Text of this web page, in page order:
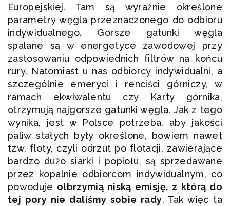
Europejskiej. Tam są wyraźnie określone
parametry węgla przeznaczonego do odbioru
indywidualnego. Gorsze gatunki węgla
spalane są w energetyce zawodowej przy
zastosowaniu odpowiednich filtrów na końcu
rury. Natomiast u nas odbiorcy indywidualni, a
szczególnie emeryci i renciści górniczy, w
ramach ekwiwalentu czy Karty górnika,
otrzymują najgorsze gatunki węgla. Jak z tego
wynika, jest w Polsce potrzeba, aby jakości
paliw stałych były określone, bowiem nawet
tzw. floty, czyli odrzut po flotacji, zawierające
bardzo dużo siarki i popiołu, są sprzedawane
przez kopalnie odbiorcom indywidualnym, co
powoduje olbrzymią niską emisję, z którą do
tej pory nie daliśmy sobie rady. Tak więc ta